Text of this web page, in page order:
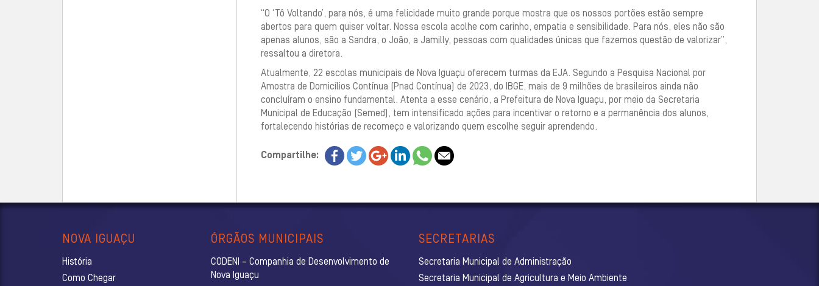
“O ‘Tô Voltando’, para nós, é uma felicidade muito grande porque mostra que os nossos portões estão sempre
abertos para quem quiser voltar. Nossa escola acolhe com carinho, empatia e sensibilidade. Para nós, eles não são
apenas alunos, são a Sandra, o João, a Jamilly, pessoas com qualidades únicas que fazemos questão de valorizar”,
ressaltou a diretora.
Atualmente, 22 escolas municipais de Nova Iguaçu oferecem turmas da EJA. Segundo a Pesquisa Nacional por
Amostra de Domicílios Contínua (Pnad Contínua) de 2023, do IBGE, mais de 9 milhões de brasileiros ainda não
concluíram o ensino fundamental. Atenta a esse cenário, a Prefeitura de Nova Iguaçu, por meio da Secretaria
Municipal de Educação (Semed), tem intensificado ações para incentivar o retorno e a permanência dos alunos,
fortalecendo histórias de recomeço e valorizando quem escolhe seguir aprendendo.
Compartilhe:
NOVA IGUAÇU
História
Como Chegar
ÓRGÃOS MUNICIPAIS
CODENI – Companhia de Desenvolvimento de
Nova Iguaçu
SECRETARIAS
Secretaria Municipal de Administração
Secretaria Municipal de Agricultura e Meio Ambiente